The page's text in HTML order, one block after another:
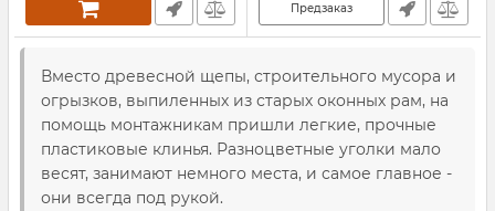
Предзаказ
Вместо древесной щепы, строительного мусора и
огрызков, выпиленных из старых оконных рам, на
помощь монтажникам пришли легкие, прочные
пластиковые клинья. Разноцветные уголки мало
весят, занимают немного места, и самое главное -
они всегда под рукой.